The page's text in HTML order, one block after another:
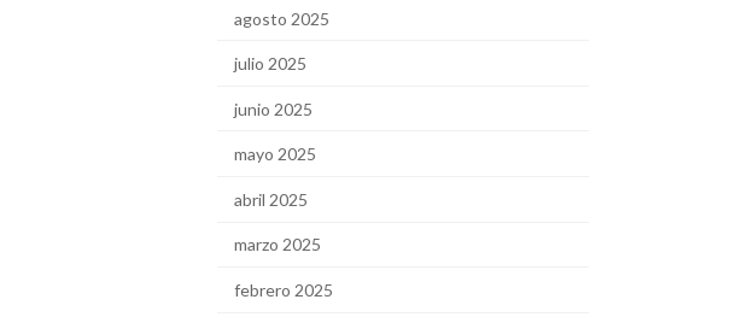
agosto 2025
julio 2025
junio 2025
mayo 2025
abril 2025
marzo 2025
febrero 2025